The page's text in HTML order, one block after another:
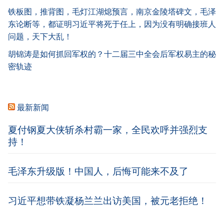
铁板图，推背图，毛灯江湖熄预言，南京金陵塔碑文，毛泽
东论断等，都证明习近平将死于任上，因为没有明确接班人
问题，天下大乱！
胡锦涛是如何抓回军权的？十二届三中全会后军权易主的秘
密轨迹
最新新闻
夏付钢夏大侠斩杀村霸一家，全民欢呼并强烈支
持！
毛泽东升级版！中国人，后悔可能来不及了
习近平想带铁凝杨兰兰出访美国，被元老拒绝！